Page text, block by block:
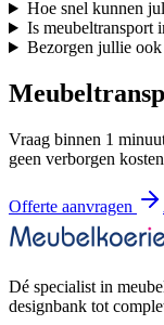
Hoe snel kunnen
Is meubeltransport
Bezorgen jullie
Vraag binnen 1
geen verborgen
Offerte aanvragen
Dé specialist in
designbank tot